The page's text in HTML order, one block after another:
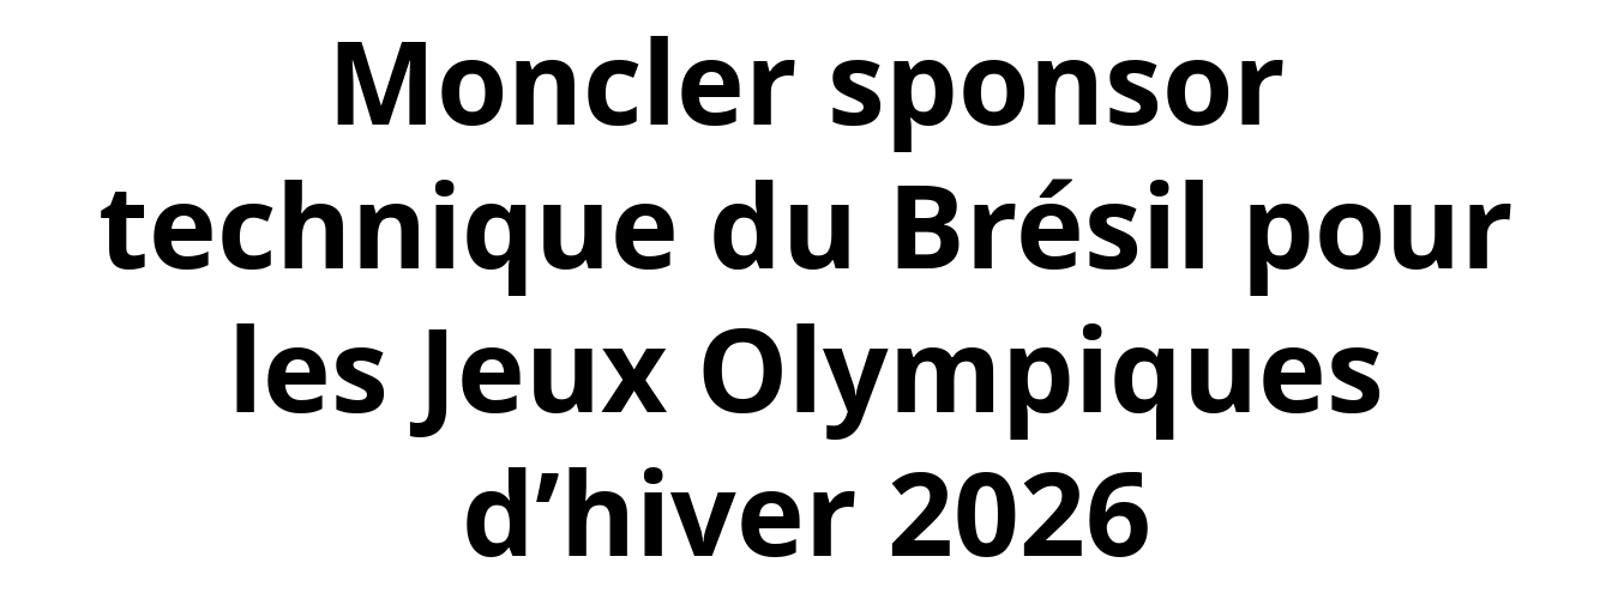
Moncler sponsor
technique du Brésil pour
les Jeux Olympiques
d’hiver 2026